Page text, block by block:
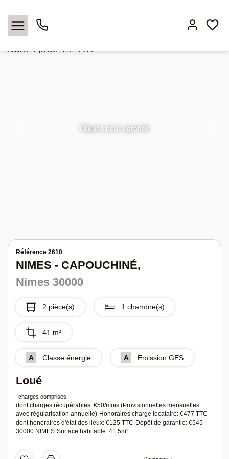
Accueil 2 pièces Ref. : 2610
Cliquez pour agrandir
Référence 2610
NIMES - CAPOUCHINÉ,
Nimes 30000
2 pièce(s) 1 chambre(s)
41 m²
A Classe énergie A Emission GES
Loué
charges comprises
dont charges récupérables: €50/mois (Provisionnelles mensuelles
avec régularisation annuelle) Honoraires charge locataire: €477 TTC
dont honoraires d'état des lieux: €125 TTC Dépôt de garantie: €545
30000 NIMES Surface habitable: 41.5m²